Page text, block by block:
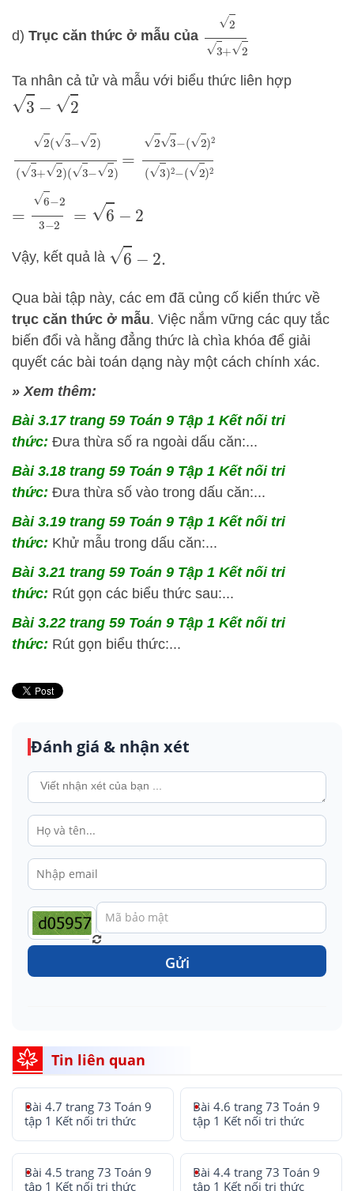
d) Trục căn thức ở mẫu của
3+2
Ta nhân cả tử và mẫu với biểu thức liên hợp
3−2
3−2)(3+2) 3−(2)2(3)2
−23− −2
Vậy, kết quả là 6−2.
Qua bài tập này, các em đã củng cố kiến thức về
trục căn thức ở mẫu. Việc nắm vững các quy tắc
biến đổi và hằng đẳng thức là chìa khóa để giải
quyết các bài toán dạng này một cách chính xác.
» Xem thêm:
Bài 3.17 trang 59 Toán 9 Tập 1 Kết nối tri
thức: Đưa thừa số ra ngoài dấu căn:...
Bài 3.18 trang 59 Toán 9 Tập 1 Kết nối tri
thức: Đưa thừa số vào trong dấu căn:...
Bài 3.19 trang 59 Toán 9 Tập 1 Kết nối tri
thức: Khử mẫu trong dấu căn:...
Bài 3.21 trang 59 Toán 9 Tập 1 Kết nối tri
thức: Rút gọn các biểu thức sau:...
Bài 3.22 trang 59 Toán 9 Tập 1 Kết nối tri
thức: Rút gọn biểu thức:...
Đánh giá & nhận xét
Gửi
Tin liên quan
Bài 4.7 trang 73 Toán 9
tập 1 Kết nối tri thức
Bài 4.6 trang 73 Toán 9
tập 1 Kết nối tri thức
Bài 4.5 trang 73 Toán 9
tập 1 Kết nối tri thức
Bài 4.4 trang 73 Toán 9
tập 1 Kết nối tri thức